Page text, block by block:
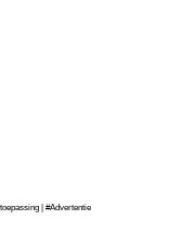
| #Advertentie